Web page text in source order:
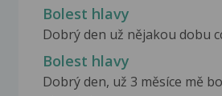
Bolest hlavy
Dobrý den už nějakou dobu
Bolest hlavy
Dobrý den, už 3 měsíce mě